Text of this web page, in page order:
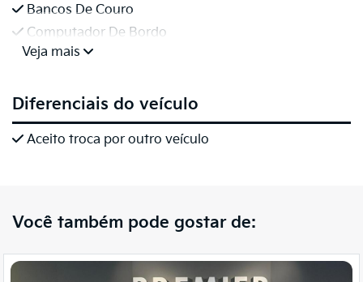
Bancos De Couro
Computador De Bordo
Veja mais
Diferenciais do veículo
Aceito troca por outro veículo
Você também pode gostar de: